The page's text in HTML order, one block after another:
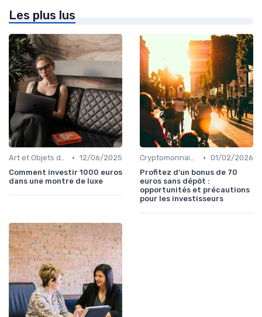
Les plus lus
Art et Objets de Collection • 12/06/2025
Comment investir 1000 euros
dans une montre de luxe
Cryptomonnaies • 01/02/2026
Profitez d’un bonus de 70
euros sans dépôt :
opportunités et précautions
pour les investisseurs